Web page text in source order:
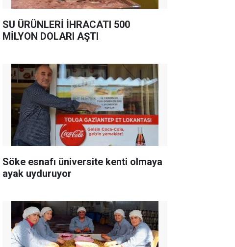
SU ÜRÜNLERİ İHRACATI 500
MİLYON DOLARI AŞTI
Söke esnafı üniversite kenti olmaya
ayak uyduruyor